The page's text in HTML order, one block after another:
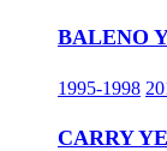
BALENO
1995-1998
CARRY